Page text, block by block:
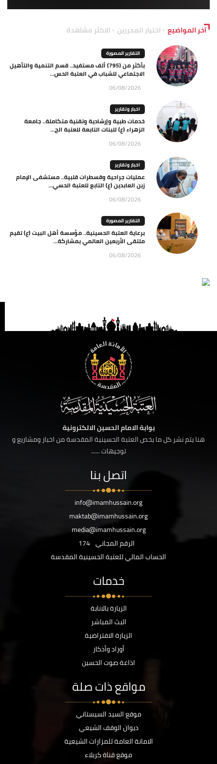
آخر المواضيع اختيار المحررين الاكثر مشاهدة
التقارير المصورة
بأكثر من (795) ألف مستفيد.. قسم التنمية والتأهيل
الاجتماعي للشباب في العتبة الحس...
06/08/2026
اخبار وتقارير
خدمات طبية وإرشادية وتقنية متكاملة.. جامعة
الزهراء (ع) للبنات التابعة للعتبة الح...
06/08/2026
اخبار وتقارير
عمليات جراحية وقسطرات قلبية.. مستشفى الإمام
زين العابدين (ع) التابع للعتبة الحسي...
06/08/2026
التقارير المصورة
برعاية العتبة الحسينية.. مؤسسة أهل البيت (ع) تقيم
ملتقى الأربعين العالمي بمشاركة...
06/08/2026
بوابة الامام الحسين الالكترونية
هنا يتم نشر كل ما يخص العتبة الحسينية المقدسة من اخبار ومشاريع و
توجيهات ......
اتصل بنا
info@imamhussain.org
maktab@imamhussain.org
media@imamhussain.org
الرقم المجاني 174
الحساب المالي للعتبة الحسينية المقدسة
خدمات
الزيارة بالانابة
البث المباشر
الزيارة الافتراضية
أوراد وأذكار
اذاعة صوت الحسين
مواقع ذات صلة
موقع السيد السيستاني
ديوان الوقف الشيعي
الامانة العامة للمزارات الشيعية
موقع قناة كربلاء